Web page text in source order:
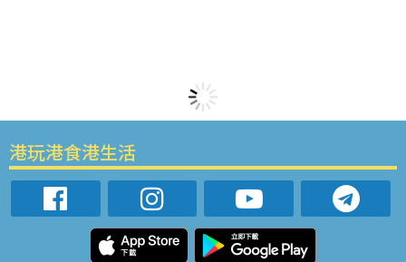
港玩港食港生活